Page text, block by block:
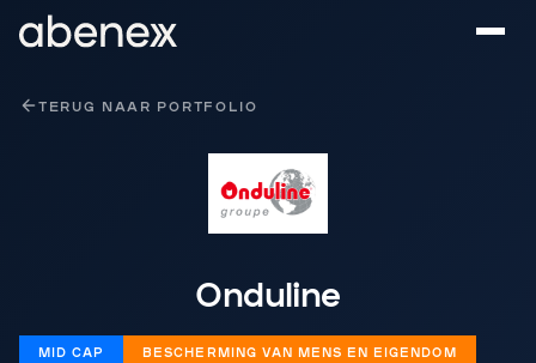
TERUG NAAR PORTFOLIO
Onduline
MID CAP
BESCHERMING VAN MENS EN EIGENDOM
Cookies beheer paneel